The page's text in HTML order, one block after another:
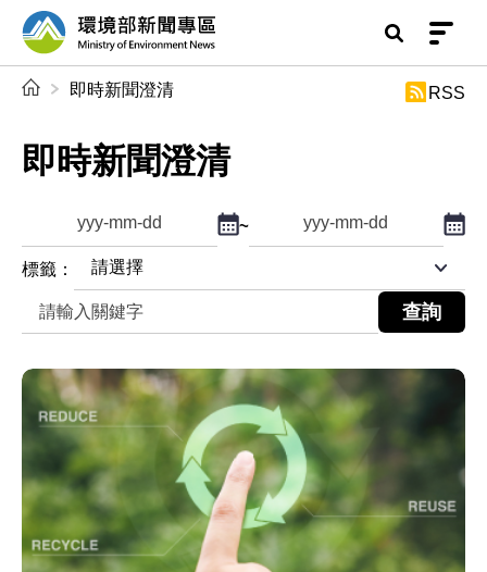
前往中央內容區塊
環境部新聞專區
即時新聞澄清 RSS
即時新聞澄清
查詢起日期
點擊選擇日期起日
~
查詢迄日期
點
標籤：
關鍵字